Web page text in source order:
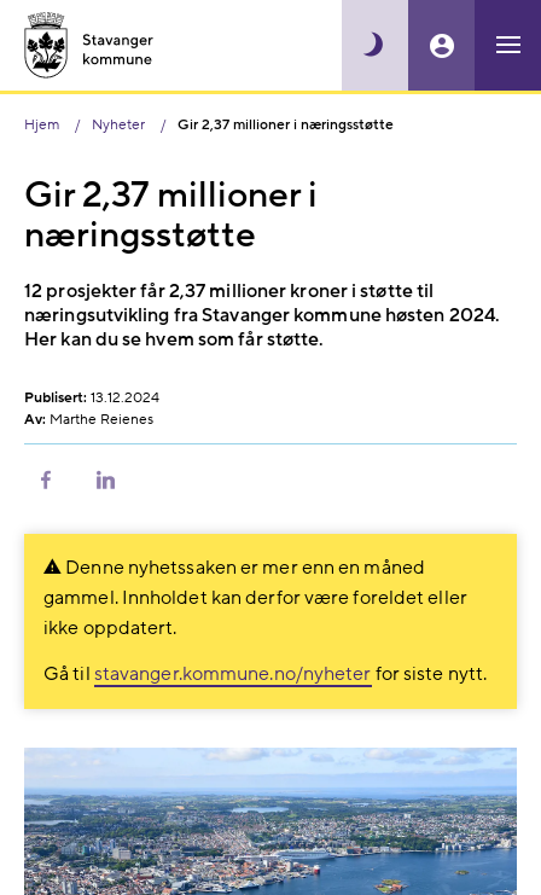
Hjem Nyheter Gir 2,37 millioner i næringsstøtte
Gir 2,37 millioner i
næringsstøtte
12 prosjekter får 2,37 millioner kroner i støtte til
næringsutvikling fra Stavanger kommune høsten 2024.
Her kan du se hvem som får støtte.
Publisert: 13.12.2024
Av: Marthe Reienes
Del
Del
Denne nyhetssaken er mer enn en måned
gammel. Innholdet kan derfor være foreldet eller
ikke oppdatert.
Gå til stavanger.kommune.no/nyheter for siste nytt.